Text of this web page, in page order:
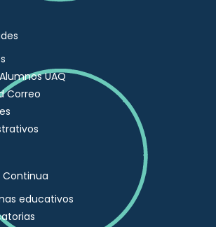
UAQ
Correo
Continua
educativos